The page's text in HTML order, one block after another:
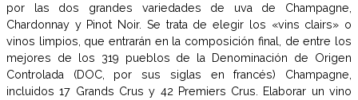
por las dos grandes variedades de uva de Champagne,
Chardonnay y Pinot Noir. Se trata de elegir los «vins clairs» o
vinos limpios, que entrarán en la composición final, de entre los
mejores de los 319 pueblos de la Denominación de Origen
Controlada (DOC, por sus siglas en francés) Champagne,
incluidos 17 Grands Crus y 42 Premiers Crus. Elaborar un vino